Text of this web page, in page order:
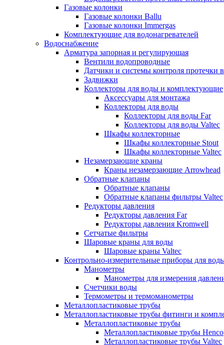
Газовые колонки
Газовые колонки Ballu
Газовые колонки Immergas
Комплектующие для водонагревателей
Водоснабжение
Арматура запорная и регулирующая
Вентили водопроводные
Датчики и системы контроля протечки
Задвижки
Коллекторы для воды и комплектующие
Аксессуары для монтажа
Коллекторы для воды
Коллекторы для воды Far
Коллекторы для воды Valtec
Шкафы коллекторные
Шкафы коллекторные Stout
Шкафы коллекторные Valtec
Незамерзающие краны
Краны незамерзающие Arrowhead
Обратные клапаны
Обратные клапаны
Обратные клапаны фильтры Valtec
Редукторы давления
Редукторы давления Far
Редукторы давления Kromwell
Сетчатые фильтры
Шаровые краны для воды
Шаровые краны Valtec
Контрольно-измерительные приборы для
Манометры
Манометры для измерения
Счетчики воды
Термометры и термоманометры
Металлопластиковые трубы
Металлопластиковые трубы фитинги и
Металлопластиковые трубы
Металлопластиковые трубы Henco
Металлопластиковые трубы Valtec